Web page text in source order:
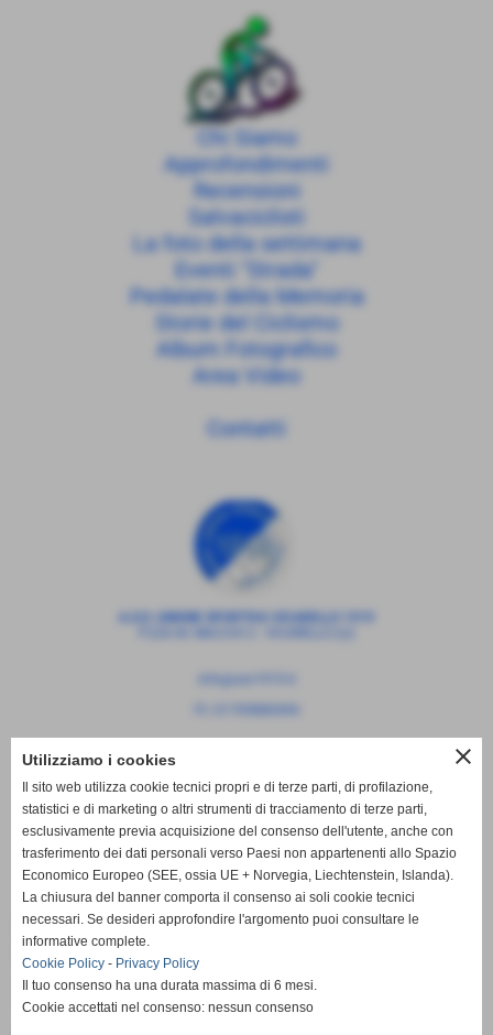
Chi Siamo
Approfondimenti
Recensioni
Salvaciclisti
La foto della settimana
Eventi "Strada"
Pedalate della Memoria
Storie del Ciclismo
Album Fotografico
Area Video
Contatti
Entra nel mondo delle RUOTE GRASSE
Eventi MTB
Album Foto "MTB"
Video "MTB"
close
Utilizziamo i cookies
Il sito web utilizza cookie tecnici propri e di terze parti, di profilazione,
statistici e di marketing o altri strumenti di tracciamento di terze parti,
esclusivamente previa acquisizione del consenso dell'utente, anche con
trasferimento dei dati personali verso Paesi non appartenenti allo Spazio
Economico Europeo (SEE, ossia UE + Norvegia, Liechtenstein, Islanda).
La chiusura del banner comporta il consenso ai soli cookie tecnici
necessari. Se desideri approfondire l'argomento puoi consultare le
informative complete.
Cookie Policy - Privacy Policy
Il tuo consenso ha una durata massima di 6 mesi.
Cookie accettati nel consenso: nessun consenso